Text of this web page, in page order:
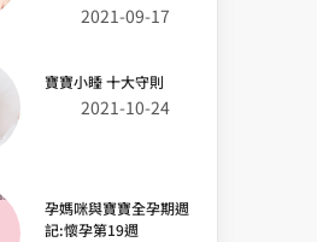
2021-09-17
寶寶小睡 十大守則
2021-10-24
孕媽咪與寶寶全孕期週
記:懷孕第19週